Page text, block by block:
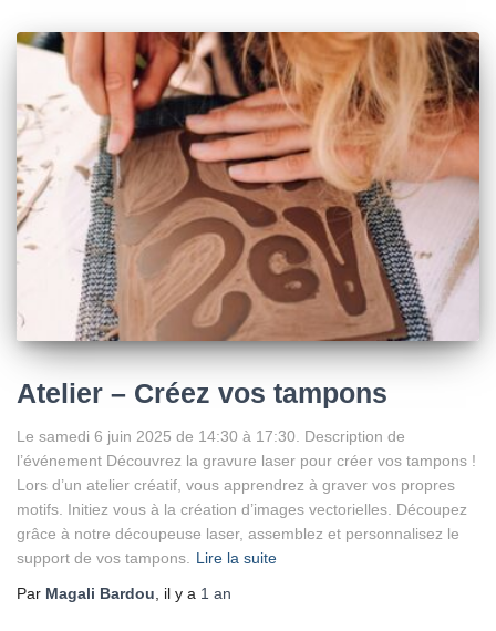
Atelier – Créez vos tampons
Le samedi 6 juin 2025 de 14:30 à 17:30. Description de
l’événement Découvrez la gravure laser pour créer vos tampons !
Lors d’un atelier créatif, vous apprendrez à graver vos propres
motifs. Initiez vous à la création d’images vectorielles. Découpez
grâce à notre découpeuse laser, assemblez et personnalisez le
support de vos tampons.
Lire la suite
Par Magali Bardou , il y a 1 an